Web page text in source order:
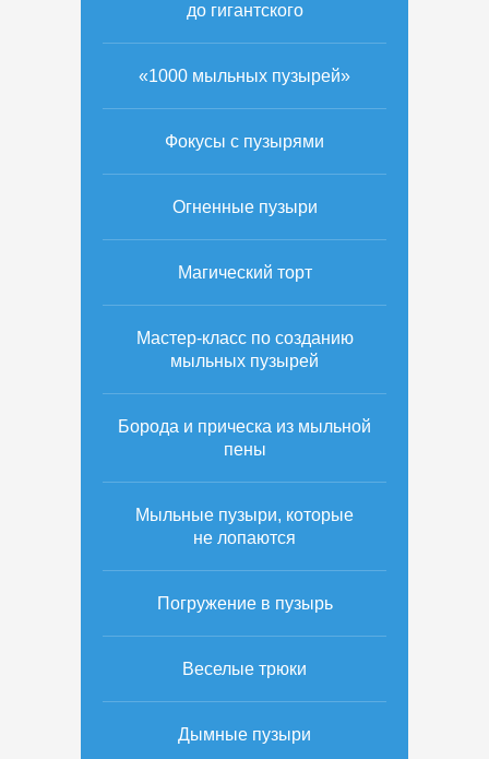
до гигантского
«1000 мыльных пузырей»
Фокусы с пузырями
Огненные пузыри
Магический торт
Мастер-класс по созданию
мыльных пузырей
Борода и прическа из мыльной
пены
Мыльные пузыри, которые
не лопаются
Погружение в пузырь
Веселые трюки
Дымные пузыри